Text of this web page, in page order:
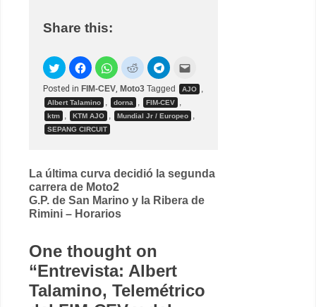
Share this:
Posted in FIM-CEV, Moto3 Tagged AJO ,
Albert Talamino , dorna , FIM-CEV ,
ktm , KTM AJO , Mundial Jr / Europeo ,
SEPANG CIRCUIT
Post
navigation
La última curva decidió la segunda
carrera de Moto2
G.P. de San Marino y la Ribera de
Rimini – Horarios
One thought on
“Entrevista: Albert
Talamino, Telemétrico